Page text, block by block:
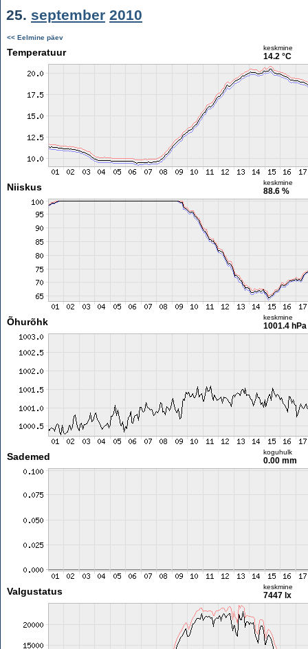
25. september 2010
<< Eelmine päev
Temperatuur keskmine
14.2 °C
Niiskus keskmine
88.6 %
Õhurõhk keskmine
1001.4 hPa
Sademed koguhulk
0.00 mm
Valgustatus keskmine
7447 lx